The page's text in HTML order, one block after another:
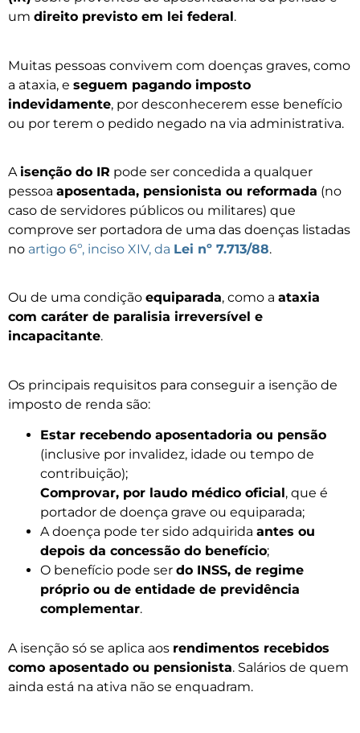
um direito previsto em lei federal.
Muitas pessoas convivem com doenças graves, como
a ataxia, e seguem pagando imposto
indevidamente, por desconhecerem esse benefício
ou por terem o pedido negado na via administrativa.
Aisenção do IR pode ser concedida a qualquer
pessoa aposentada, pensionista ou reformada (no
caso de servidores públicos ou militares) que
comprove ser portadora de uma das doenças listadas
no artigo 6º, inciso XIV, da Lei nº 7.713/88.
Ou de uma condição equiparada, como a ataxia
com caráter de paralisia irreversível e
incapacitante.
Os principais requisitos para conseguir a isenção de
imposto de renda são:
Estar recebendo aposentadoria ou pensão
(inclusive por invalidez, idade ou tempo de
contribuição);
Comprovar, por laudo médico oficial, que é
portador de doença grave ou equiparada;
A doença pode ter sido adquirida antes ou
depois da concessão do benefício;
O benefício pode ser do INSS, de regime
próprio ou de entidade de previdência
complementar.
A isenção só se aplica aos rendimentos recebidos
como aposentado ou pensionista. Salários de quem
ainda está na ativa não se enquadram.